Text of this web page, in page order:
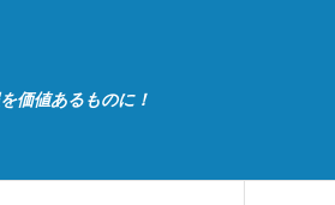
価値あるものに！